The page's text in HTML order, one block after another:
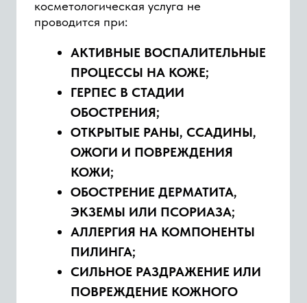
Средникова Валентина
Петровна
Запись
О специалисте